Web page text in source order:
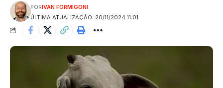
ÚLTIMA ATUALIZAÇÃO: 20/11/2024 11:01
PORIVAN FORMIGONI